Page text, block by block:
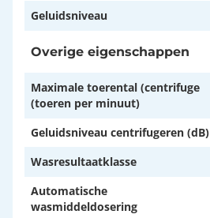
Geluidsniveau
Overige eigenschappen
Maximale toerental (centrifuge
(toeren per minuut)
Geluidsniveau centrifugeren (dB)
Wasresultaatklasse
Automatische
wasmiddeldosering